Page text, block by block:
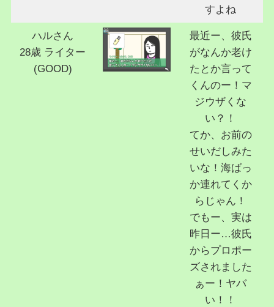
すよね
ハルさん
28歳 ライター
(GOOD)
最近ー、彼氏
がなんか老け
たとか言って
くんのー！マ
ジウザくな
い？！
てか、お前の
せいだしみた
いな！海ばっ
か連れてくか
らじゃん！
でもー、実は
昨日ー…彼氏
からプロポー
ズされました
ぁー！ヤバ
い！！